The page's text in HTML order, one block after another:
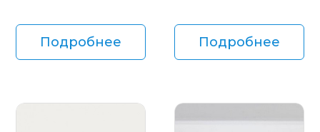
Подробнее Подробнее